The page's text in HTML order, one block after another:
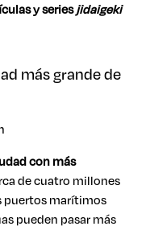
y seriesjidaigeki
más grande de
con más
de cuatro millones
puertos marítimos
pueden pasar más